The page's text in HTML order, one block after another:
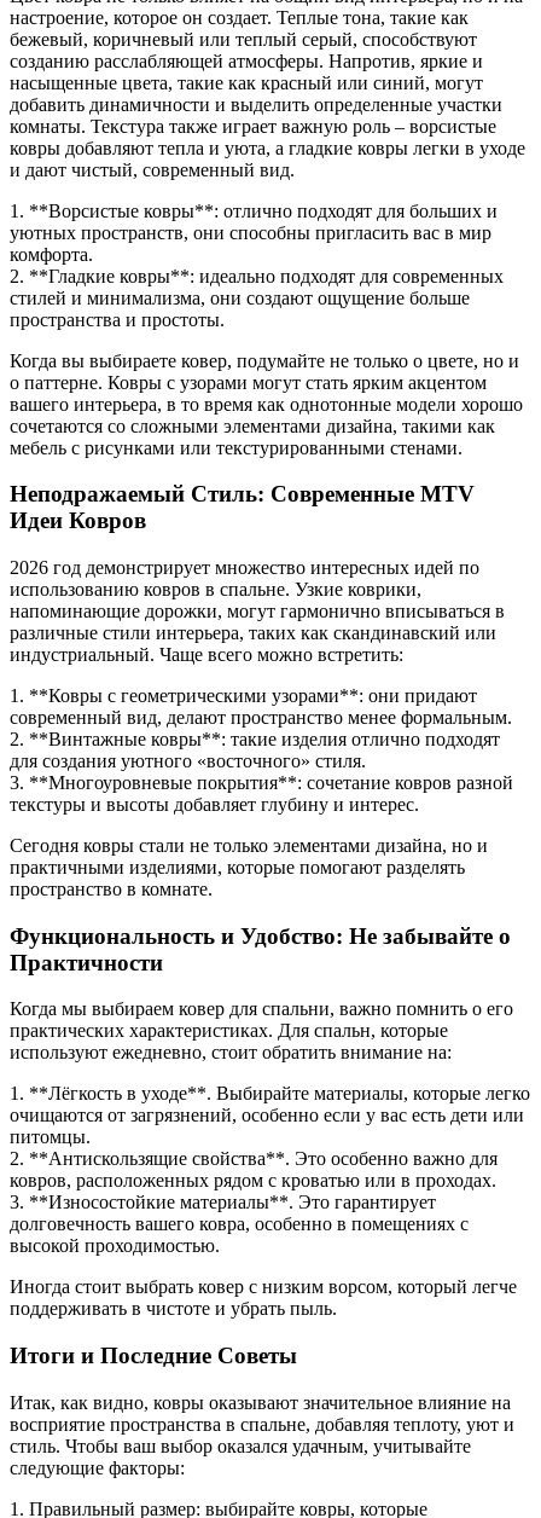
настроение, которое он создает. Теплые тона, такие как
бежевый, коричневый или теплый серый, способствуют
созданию расслабляющей атмосферы. Напротив, яркие и
насыщенные цвета, такие как красный или синий, могут
добавить динамичности и выделить определенные участки
комнаты. Текстура также играет важную роль – ворсистые
ковры добавляют тепла и уюта, а гладкие ковры легки в уходе
и дают чистый, современный вид.
1. **Ворсистые ковры**: отлично подходят для больших и
уютных пространств, они способны пригласить вас в мир
комфорта.
2. **Гладкие ковры**: идеально подходят для современных
стилей и минимализма, они создают ощущение больше
пространства и простоты.
Когда вы выбираете ковер, подумайте не только о цвете, но и
о паттерне. Ковры с узорами могут стать ярким акцентом
вашего интерьера, в то время как однотонные модели хорошо
сочетаются со сложными элементами дизайна, такими как
мебель с рисунками или текстурированными стенами.
Неподражаемый Стиль: Современные MTV
Идеи Ковров
2026 год демонстрирует множество интересных идей по
использованию ковров в спальне. Узкие коврики,
напоминающие дорожки, могут гармонично вписываться в
различные стили интерьера, таких как скандинавский или
индустриальный. Чаще всего можно встретить:
1. **Ковры с геометрическими узорами**: они придают
современный вид, делают пространство менее формальным.
2. **Винтажные ковры**: такие изделия отлично подходят
для создания уютного «восточного» стиля.
3. **Многоуровневые покрытия**: сочетание ковров разной
текстуры и высоты добавляет глубину и интерес.
Сегодня ковры стали не только элементами дизайна, но и
практичными изделиями, которые помогают разделять
пространство в комнате.
Функциональность и Удобство: Не забывайте о
Практичности
Когда мы выбираем ковер для спальни, важно помнить о его
практических характеристиках. Для спальн, которые
используют ежедневно, стоит обратить внимание на:
1. **Лёгкость в уходе**. Выбирайте материалы, которые легко
очищаются от загрязнений, особенно если у вас есть дети или
питомцы.
2. **Антискользящие свойства**. Это особенно важно для
ковров, расположенных рядом с кроватью или в проходах.
3. **Износостойкие материалы**. Это гарантирует
долговечность вашего ковра, особенно в помещениях с
высокой проходимостью.
Иногда стоит выбрать ковер с низким ворсом, который легче
поддерживать в чистоте и убрать пыль.
Итоги и Последние Советы
Итак, как видно, ковры оказывают значительное влияние на
восприятие пространства в спальне, добавляя теплоту, уют и
стиль. Чтобы ваш выбор оказался удачным, учитывайте
следующие факторы:
1. Правильный размер: выбирайте ковры, которые